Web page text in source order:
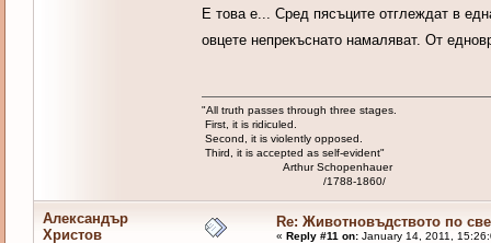
Е това е... Сред пясъците отглеждат в
овцете непрекъснато намаляват. От
"All truth passes through three stages.
First, it is ridiculed.
Second, it is violently opposed.
Third, it is accepted as self-evident"
Arthur Schopenhauer
/1788-1860/
Александър
Христов
Re: Животновъдството по
« Reply #11 on:January 14, 2011,